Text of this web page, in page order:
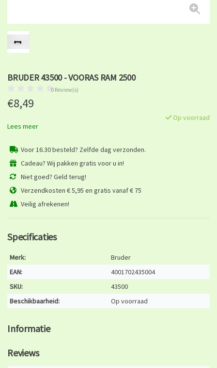
BRUDER 43500 - VOORAS RAM 2500
0 Review(s)
€8,49
Op voorraad
Lees meer
Voor 16.30 besteld? Zelfde dag verzonden.
Cadeau? Wij pakken gratis voor u in!
Niet goed? Geld terug!
Verzendkosten € 5,95 en gratis vanaf € 75
Veilig afrekenen!
Specificaties
Merk:
Bruder
EAN:
4001702435004
SKU:
43500
Beschikbaarheid:
Op voorraad
Informatie
Reviews